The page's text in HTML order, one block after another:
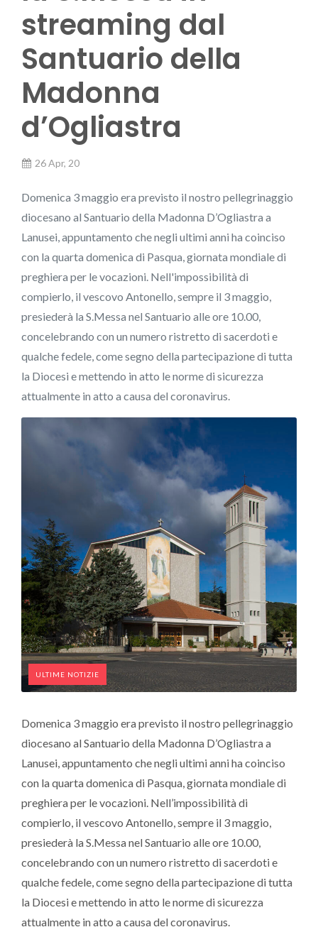
streaming dal
Santuario della
Madonna
d’Ogliastra
26 Apr, 20
Domenica 3 maggio era previsto il nostro pellegrinaggio
diocesano al Santuario della Madonna D’Ogliastra a
Lanusei, appuntamento che negli ultimi anni ha coinciso
con la quarta domenica di Pasqua, giornata mondiale di
preghiera per le vocazioni. Nell'impossibilità di
compierlo, il vescovo Antonello, sempre il 3 maggio,
presiederà la S.Messa nel Santuario alle ore 10.00,
concelebrando con un numero ristretto di sacerdoti e
qualche fedele, come segno della partecipazione di tutta
la Diocesi e mettendo in atto le norme di sicurezza
attualmente in atto a causa del coronavirus.
ULTIME NOTIZIE
Domenica 3 maggio era previsto il nostro pellegrinaggio
diocesano al Santuario della Madonna D’Ogliastra a
Lanusei, appuntamento che negli ultimi anni ha coinciso
con la quarta domenica di Pasqua, giornata mondiale di
preghiera per le vocazioni. Nell’impossibilità di
compierlo, il vescovo Antonello, sempre il 3 maggio,
presiederà la S.Messa nel Santuario alle ore 10.00,
concelebrando con un numero ristretto di sacerdoti e
qualche fedele, come segno della partecipazione di tutta
la Diocesi e mettendo in atto le norme di sicurezza
attualmente in atto a causa del coronavirus.